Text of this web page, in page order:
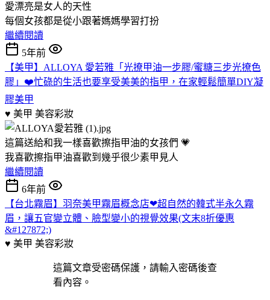
愛漂亮是女人的天性
每個女孩都是從小跟著媽媽學習打扮
繼續閱讀
5年前
【美甲】ALLOYA 愛若雅「光撩甲油一步膠/蜜糖三步光撩色
膠」❤️忙碌的生活也要享受美美的指甲，在家輕鬆簡單DIY凝
膠美甲
♥ 美甲 美容彩妝
這篇送給和我一樣喜歡擦指甲油的女孩們 💗
我喜歡擦指甲油喜歡到幾乎很少素甲見人
繼續閱讀
6年前
【台北霧眉】羽奈美甲霧眉概念店❤超自然的韓式半永久霧
眉，讓五官變立體、臉型變小的視覺效果(文末8折優惠
&#127872;)
♥ 美甲 美容彩妝
這篇文章受密碼保護，請輸入密碼後查
看內容。